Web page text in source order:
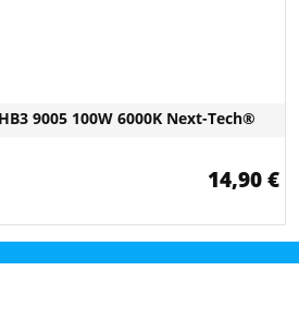
9005 100W 6000K Next-Tech®
14,90 €